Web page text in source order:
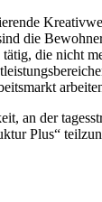
die
die nicht
an der
Plus“